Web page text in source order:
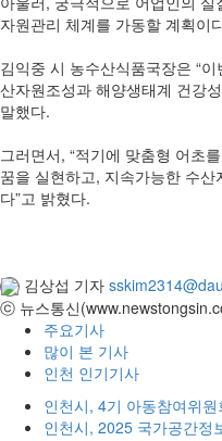
자원관리 체계를 가동할 계획이
김익중 시 농수산식품국장은 “
산자원조성과 해양생태계 건강
말했다.
그러면서, “적기에 맞춤형 어초
꿈을 실현하고, 지속가능한 수
다”고 밝혔다.
김상섭 기자
ⓒ 뉴스통신
주요기사
많이 본 기사
인천 인기기사
인천시, 4기 아동참여위원
인천시, 2025 국가공간정